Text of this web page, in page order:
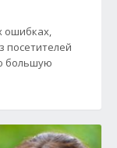
ошибках,
посетителей
большую